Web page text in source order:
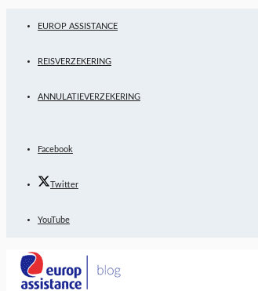
EUROP ASSISTANCE
REISVERZEKERING
ANNULATIEVERZEKERING
Facebook
Twitter
YouTube